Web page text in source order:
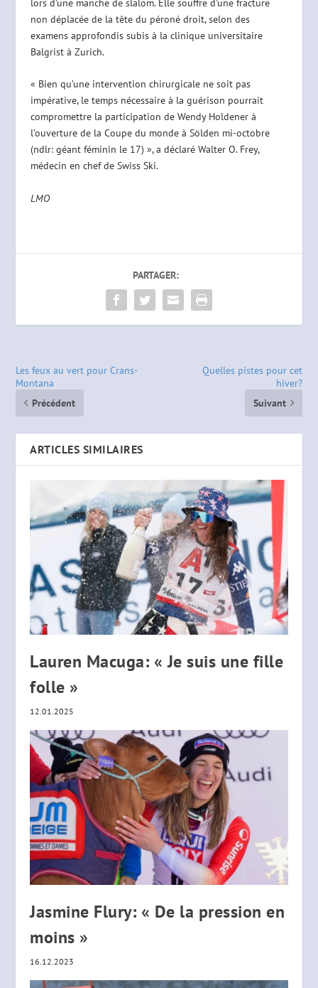
lors d’une manche de slalom. Elle souffre d’une fracture
non déplacée de la tête du péroné droit, selon des
examens approfondis subis à la clinique universitaire
Balgrist à Zurich.
« Bien qu’une intervention chirurgicale ne soit pas
impérative, le temps nécessaire à la guérison pourrait
compromettre la participation de Wendy Holdener à
l’ouverture de la Coupe du monde à Sölden mi-octobre
(ndlr: géant féminin le 17) », a déclaré Walter O. Frey,
médecin en chef de Swiss Ski.
LMO
PARTAGER:
Les feux au vert pour Crans-
Montana
Précédent
Quelles pistes pour cet
hiver?
Suivant
ARTICLES SIMILAIRES
Lauren Macuga: « Je suis une fille
folle »
12.01.2025
Jasmine Flury: « De la pression en
moins »
16.12.2023